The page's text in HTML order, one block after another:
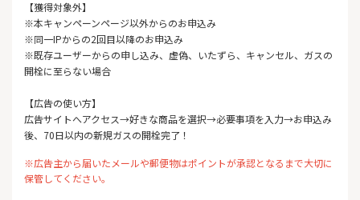
【獲得対象外】
※本キャンペーンページ以外からのお申込み
※同一IPからの2回目以降のお申込み
※既存ユーザーからの申し込み、虚偽、いたずら、キャンセル、ガスの
開栓に至らない場合
【広告の使い方】
広告サイトへアクセス→好きな商品を選択→必要事項を入力→お申込み
後、70日以内の新規ガスの開栓完了！
※広告主から届いたメールや郵便物はポイントが承認となるまで大切に
保管してください。